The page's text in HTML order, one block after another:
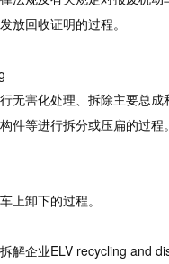
放回收证明的过程。
无害化处理、拆除主要总成
件等进行拆分或压扁的过程。
上卸下的过程。
解企业ELV recycling and